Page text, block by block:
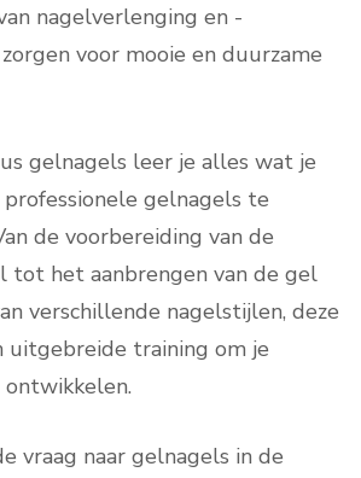
nagelverlenging en -
voor mooie en duurzame
gelnagels leer je alles wat je
gelnagels te
de voorbereiding van de
tot het aanbrengen van de gel
verschillende nagelstijlen, deze
uitgebreide training om je
vraag naar gelnagels in de